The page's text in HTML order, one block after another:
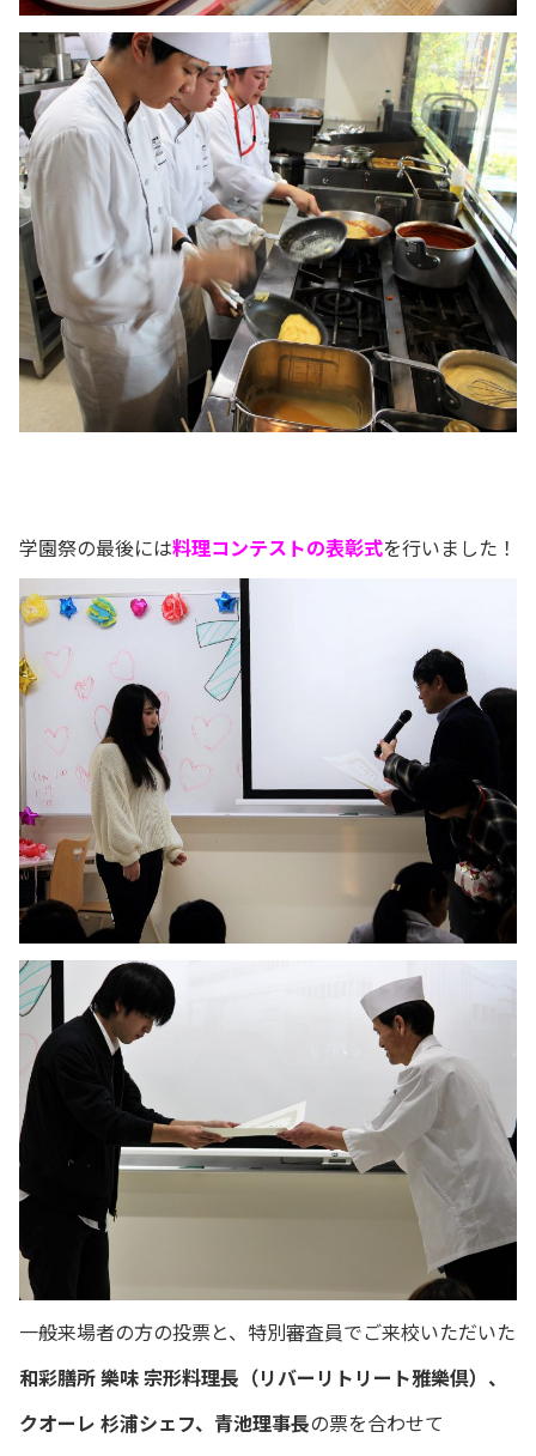
学園祭の最後には料理コンテストの表彰式を行いました！
一般来場者の方の投票と、特別審査員でご来校いただいた
和彩膳所 樂味 宗形料理長（リバーリトリート雅樂倶）、
クオーレ 杉浦シェフ、青池理事長の票を合わせて